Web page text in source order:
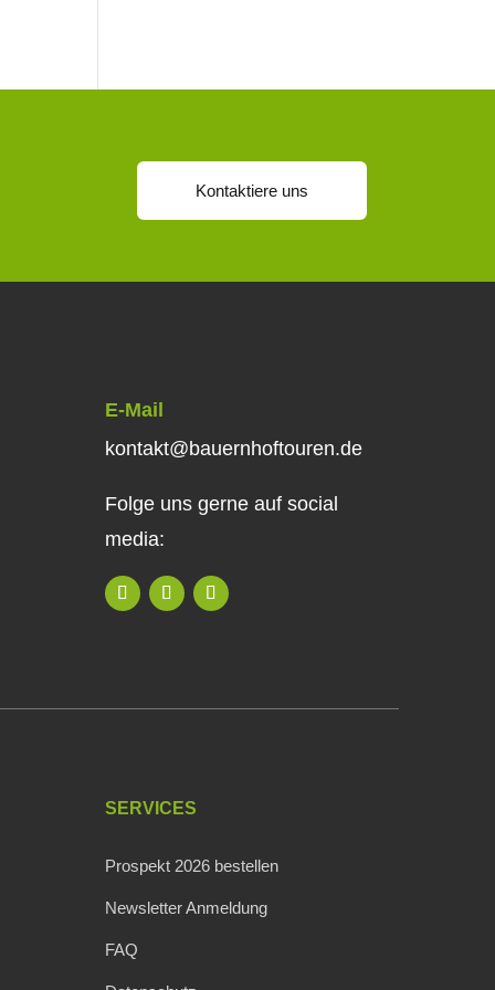
Kontaktiere uns
E-Mail
kontakt@bauernhoftouren.de
Folge uns gerne auf social
media:
SERVICES
Prospekt 2026 bestellen
Newsletter Anmeldung
FAQ